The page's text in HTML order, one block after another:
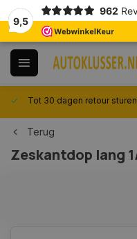
9,5
962
Tot 30 dagen retour
Terug
Zeskantdop lang